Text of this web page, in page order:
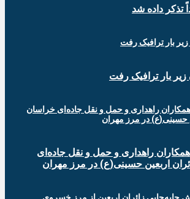
تذکر داده شد
بار ترافیک رفت
راهداری و حمل و نقل جاده‌ای
اربعین حسینی(ع) در مرز مهران